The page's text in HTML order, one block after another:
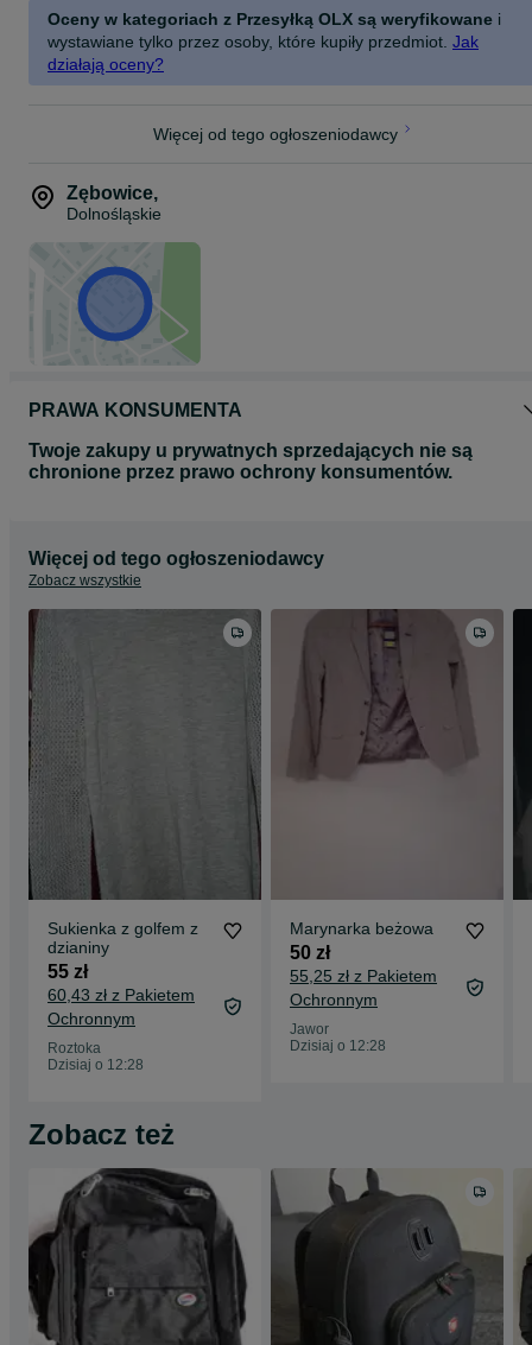
Oceny w kategoriach z Przesyłką OLX są weryfikowane i
wystawiane tylko przez osoby, które kupiły przedmiot. Jak
działają oceny?
Więcej od tego ogłoszeniodawcy
Zębowice,
Dolnośląskie
PRAWA KONSUMENTA
Twoje zakupy u prywatnych sprzedających nie są
chronione przez prawo ochrony konsumentów.
Więcej od tego ogłoszeniodawcy
Zobacz wszystkie
Sukienka z golfem z
dzianiny
55 zł
60,43 zł z Pakietem
Ochronnym
Roztoka
Dzisiaj o 12:28
Marynarka beżowa
50 zł
55,25 zł z Pakietem
Ochronnym
Jawor
Dzisiaj o 12:28
Zobacz też